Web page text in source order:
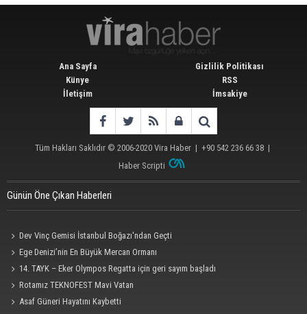
Ana Sayfa
Künye
İletişim
Gizlilik Politikası
RSS
İmsakiye
Tüm Hakları Saklıdır © 2006-2020 Vira Haber | +90 542 236 66 38 |
Haber Scripti
Günün Öne Çıkan Haberleri
Dev Vinç Gemisi İstanbul Boğazı'ndan Geçti
Ege Denizi’nin En Büyük Mercan Ormanı
14. TAYK – Eker Olympos Regatta için geri sayım başladı
Rotamız TEKNOFEST Mavi Vatan
Asaf Güneri Hayatını Kaybetti